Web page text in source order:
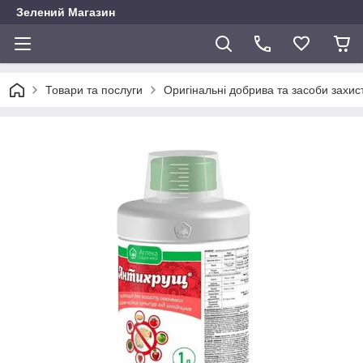
Зелений Магазин
Товари та послуги Оригінальні добрива та засоби